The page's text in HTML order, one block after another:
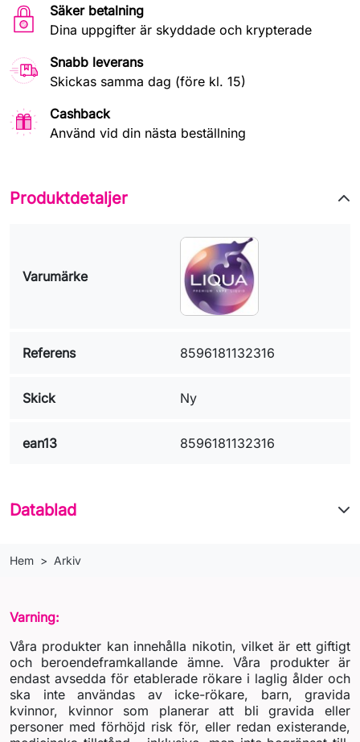
Säker betalning
Dina uppgifter är skyddade och krypterade
Snabb leverans
Skickas samma dag (före kl. 15)
Cashback
Använd vid din nästa beställning
Produktdetaljer
Varumärke
Referens 8596181132316
Skick Ny
ean13 8596181132316
Datablad
Hem Arkiv
Varning:
Våra produkter kan innehålla nikotin, vilket är ett giftigt
och beroendeframkallande ämne. Våra produkter är
endast avsedda för etablerade rökare i laglig ålder och
ska inte användas av icke-rökare, barn, gravida
kvinnor, kvinnor som planerar att bli gravida eller
personer med förhöjd risk för, eller redan existerande,